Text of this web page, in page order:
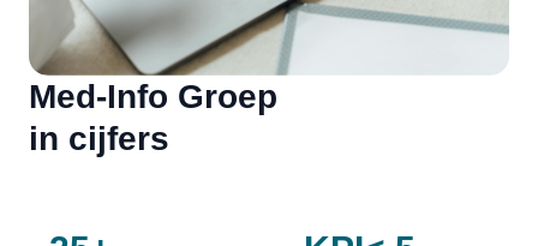
Med-Info Groep
in cijfers